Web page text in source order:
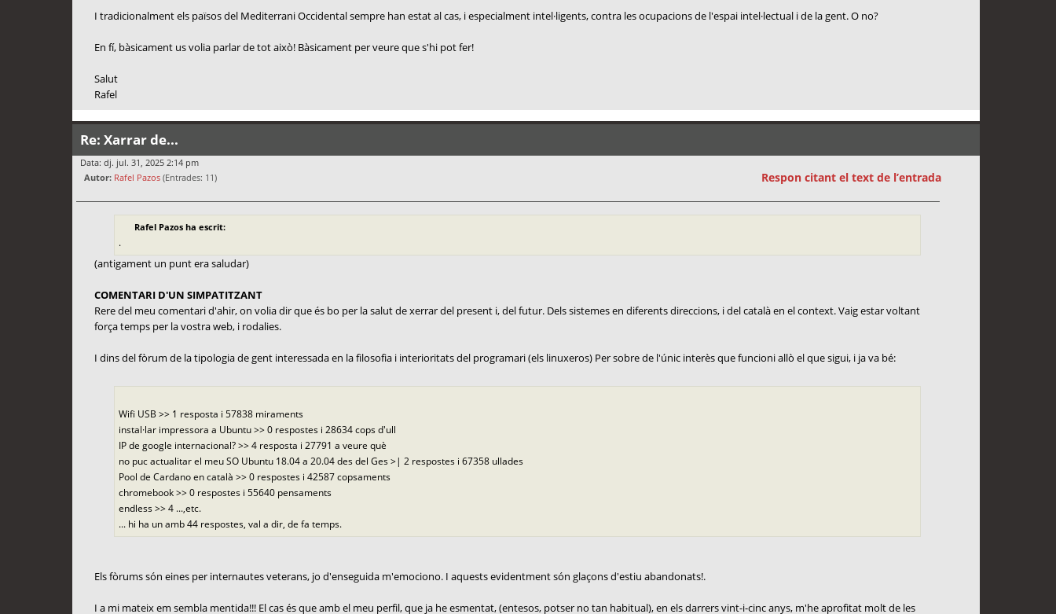
I tradicionalment els països del Mediterrani Occidental sempre han estat al cas, i especialment intel·ligents, contra les ocupacions de l'espai intel·lectual i de la gent. O no?
En fí, bàsicament us volia parlar de tot això! Bàsicament per veure que s'hi pot fer!
Salut
Rafel
Re: Xarrar de...
Data: dj. jul. 31, 2025 2:14 pm
Autor: Rafel Pazos (Entrades: 11) Respon citant el text de l’entrada
Rafel Pazos ha escrit:
.
(antigament un punt era saludar)
COMENTARI D'UN SIMPATITZANT
Rere del meu comentari d'ahir, on volia dir que és bo per la salut de xerrar del present i, del futur. Dels sistemes en diferents direccions, i del català en el context. Vaig estar voltant
força temps per la vostra web, i rodalies.
I dins del fòrum de la tipologia de gent interessada en la filosofia i interioritats del programari (els linuxeros) Per sobre de l'únic interès que funcioni allò el que sigui, i ja va bé:
Wifi USB >> 1 resposta i 57838 miraments
instal·lar impressora a Ubuntu >> 0 respostes i 28634 cops d'ull
IP de google internacional? >> 4 resposta i 27791 a veure què
no puc actualitar el meu SO Ubuntu 18.04 a 20.04 des del Ges >| 2 respostes i 67358 ullades
Pool de Cardano en català >> 0 respostes i 42587 copsaments
chromebook >> 0 respostes i 55640 pensaments
endless >> 4 ...,etc.
... hi ha un amb 44 respostes, val a dir, de fa temps.
Els fòrums són eines per internautes veterans, jo d'enseguida m'emociono. I aquests evidentment són glaçons d'estiu abandonats!.
I a mi mateix em sembla mentida!!! El cas és que amb el meu perfil, que ja he esmentat, (entesos, potser no tan habitual), en els darrers vint-i-cinc anys, m'he aprofitat molt de les